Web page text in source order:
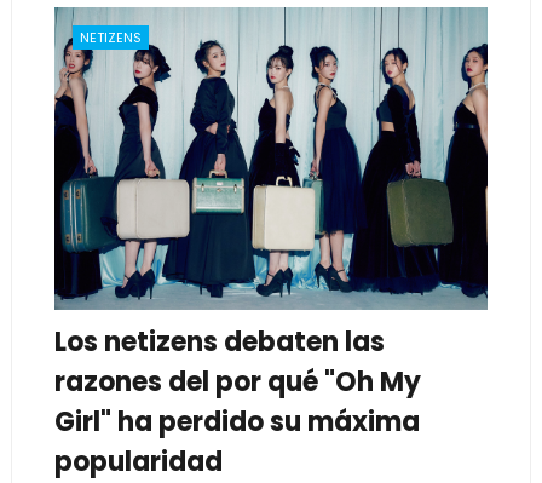
NETIZENS
Los netizens debaten las
razones del por qué "Oh My
Girl" ha perdido su máxima
popularidad